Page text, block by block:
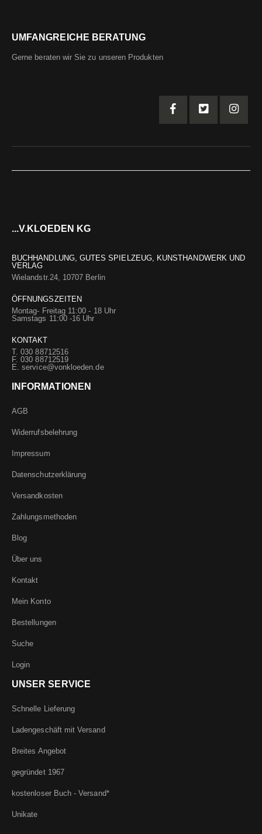
UMFANGREICHE BERATUNG
Gerne beraten wir Sie zu unseren Produkten
...V.KLOEDEN KG
BUCHHANDLUNG, GUTES SPIELZEUG, KUNSTHANDWERK UND
VERLAG
Wielandstr.24, 10707 Berlin
ÖFFNUNGSZEITEN
Montag- Freitag 11:00 - 18 Uhr
Samstags 11:00 -16 Uhr
KONTAKT
T. 030 88712516
F. 030 88712519
E.service@vonkloeden.de
INFORMATIONEN
AGB
Widerrufsbelehrung
Impressum
Datenschutzerklärung
Versandkosten
Zahlungsmethoden
Blog
Über uns
Kontakt
Mein Konto
Bestellungen
Suche
Login
UNSER SERVICE
Schnelle Lieferung
Ladengeschäft mit Versand
Breites Angebot
gegründet 1967
kostenloser Buch - Versand*
Unikate